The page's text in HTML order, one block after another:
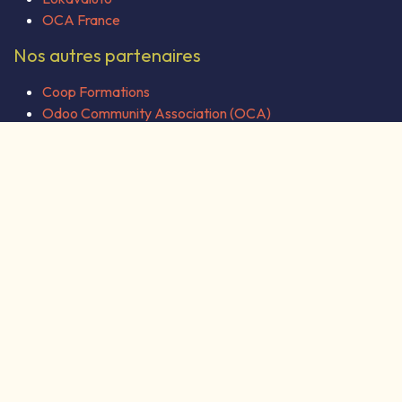
OCA France
Nos autres partenaires
Coop Formations
Odoo Community Association (OCA)